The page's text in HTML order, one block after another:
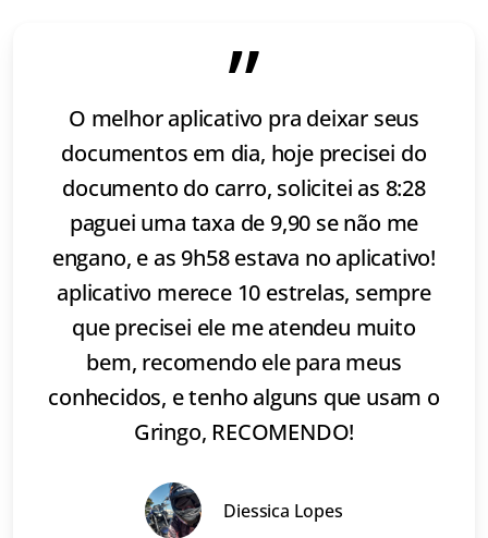
”
O melhor aplicativo pra deixar seus
documentos em dia, hoje precisei do
documento do carro, solicitei as 8:28
paguei uma taxa de 9,90 se não me
engano, e as 9h58 estava no aplicativo!
aplicativo merece 10 estrelas, sempre
que precisei ele me atendeu muito
bem, recomendo ele para meus
conhecidos, e tenho alguns que usam o
Gringo, RECOMENDO!
Diessica Lopes